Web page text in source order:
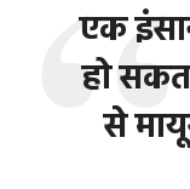
एक
हो
से